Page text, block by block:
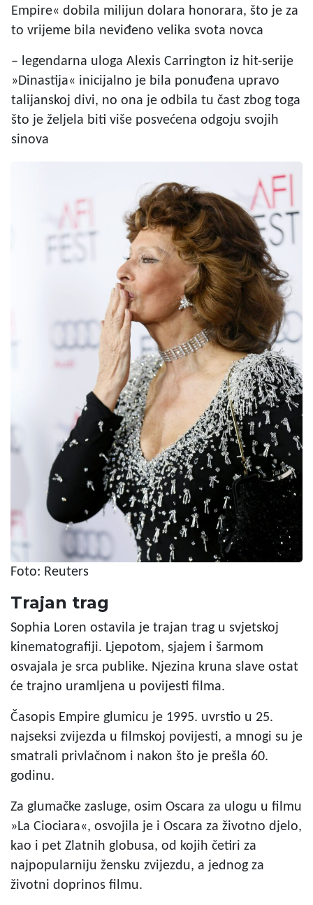
Empire« dobila milijun dolara honorara, što je za
to vrijeme bila neviđeno velika svota novca
– legendarna uloga Alexis Carrington iz hit-serije
»Dinastija« inicijalno je bila ponuđena upravo
talijanskoj divi, no ona je odbila tu čast zbog toga
što je željela biti više posvećena odgoju svojih
sinova
Foto: Reuters
Trajan trag
Sophia Loren ostavila je trajan trag u svjetskoj
kinematografiji. Ljepotom, sjajem i šarmom
osvajala je srca publike. Njezina kruna slave ostat
će trajno uramljena u povijesti filma.
Časopis Empire glumicu je 1995. uvrstio u 25.
najseksi zvijezda u filmskoj povijesti, a mnogi su je
smatrali privlačnom i nakon što je prešla 60.
godinu.
Za glumačke zasluge, osim Oscara za ulogu u filmu
»La Ciociara«, osvojila je i Oscara za životno djelo,
kao i pet Zlatnih globusa, od kojih četiri za
najpopularniju žensku zvijezdu, a jednog za
životni doprinos filmu.